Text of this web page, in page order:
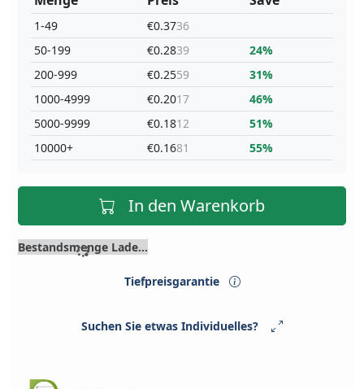
1-49
50-199
200-999
1000-4999
5000-9999
10000+
€0.3736
€0.2839
€0.2559
€0.2017
€0.1812
€0.1681
24%
31%
46%
51%
55%
In den Warenkorb
Bestandsmenge Lade...
Tiefpreisgarantie
Suchen Sie etwas Individuelles?